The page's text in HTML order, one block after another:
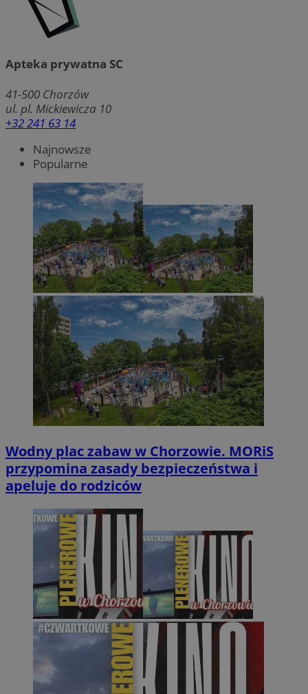
Apteka prywatna SC
41-500 Chorzów
ul. pl. Mickiewicza 10
+32 241 63 14
Najnowsze
Popularne
Wodny plac zabaw w Chorzowie. MORiS
przypomina zasady bezpieczeństwa i
apeluje do rodziców